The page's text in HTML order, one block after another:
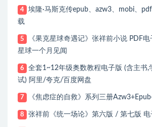
4
埃隆·马斯克传epub、azw3、mobi、
载
5
《果克星球奇遇记》张祥前小说 PDF
星球一个月见闻
6
全套1~12年级奥数教程电子版 (含主书,
试) 阿里/夸克/百度网盘
7 《焦虑症的自救》系列三册
8 张祥前《统一场论》第六版 / 第七版 电